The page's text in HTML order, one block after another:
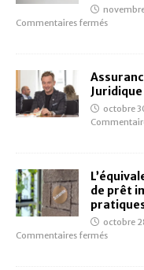
Commentaires fermés
octobre
de prêt
octobre
Commentaires fermés